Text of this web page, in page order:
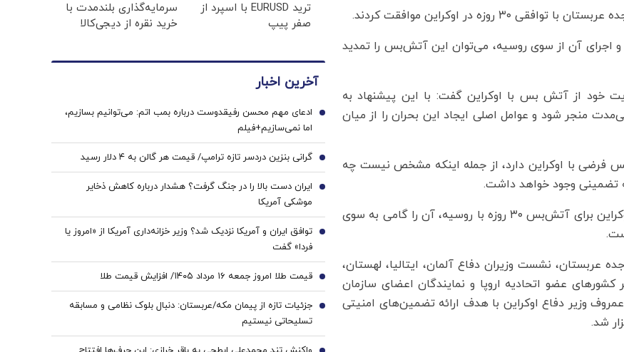
در اوکراین موافقت کردند.
اجرای آن از سوی روسیه، می‌توان این آتش‌بس را تمدید
خود از آتش بس با اوکراین گفت: با این پیشنهاد به
منجر شود و عوامل اصلی ایجاد این بحران را از میان
فرضی با اوکراین دارد، از جمله اینکه مشخص نیست چه
تضمینی وجود خواهد داشت.
سران و مقام‌های ارشد اروپا در استقبال از توافق آمریکا و اوکراین برای آتش‌بس ۳۰ روزه با روسیه، آن را گامی به سوی
عربستان، نشست وزیران دفاع آلمان، ایتالیا، لهستان،
کشورهای عضو اتحادیه اروپا و نمایندگان اعضای سازمان
وزیر دفاع اوکراین با هدف ارائه تضمین‌های امنیتی
شد.
ترید EURUSD با اسپرد از
صفر پیپ
سرمایه‌گذاری بلندمدت با
خرید نقره از دیجی‌کالا
آخرین اخبار
ادعای مهم محسن رفیقدوست درباره بمب اتم: می‌توانیم بسازیم،
اما نمی‌سازیم+فیلم
1
گرانی بنزین دردسر تازه ترامپ/ قیمت هر گالن به ۴ دلار رسید 2
ایران دست بالا را در جنگ گرفت؟ هشدار درباره کاهش ذخایر
موشکی آمریکا
3
توافق ایران و آمریکا نزدیک شد؟ وزیر خزانه‌داری آمریکا از «امروز یا
فردا» گفت
4
قیمت طلا امروز جمعه ۱۶ مرداد ۱۴۰۵/ افزایش قیمت طلا 5
جزئیات تازه از پیمان مکه/عربستان: دنبال بلوک نظامی و مسابقه
تسلیحاتی نیستیم
6